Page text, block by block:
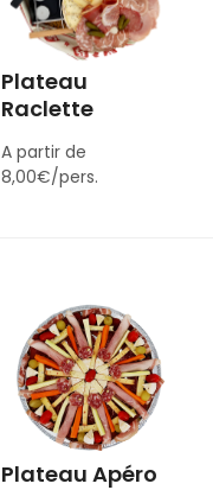
Plateau
Raclette
A partir de
8,00€/pers.
Plateau Apéro